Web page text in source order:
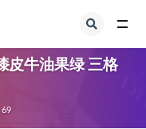
皮牛油果绿 三格